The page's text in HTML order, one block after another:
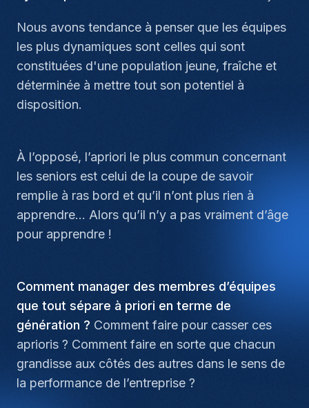
Nous avons tendance à penser que les équipes
les plus dynamiques sont celles qui sont
constituées d'une population jeune, fraîche et
déterminée à mettre tout son potentiel à
disposition.
À l’opposé, l’apriori le plus commun concernant
les seniors est celui de la coupe de savoir
remplie à ras bord et qu’il n’ont plus rien à
apprendre… Alors qu’il n’y a pas vraiment d’âge
pour apprendre !
Comment manager des membres d’équipes
que tout sépare à priori en terme de
génération ? Comment faire pour casser ces
aprioris ? Comment faire en sorte que chacun
grandisse aux côtés des autres dans le sens de
la performance de l’entreprise ?